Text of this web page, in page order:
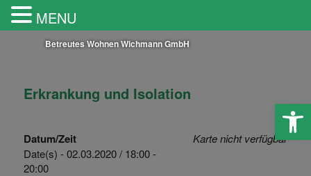
Betreutes Wohnen Wichmann GmbH
Erkrankung und Isolation
Karte nicht verfügbar
Datum/Zeit
Date(s) - 02.03.2020 / 18:00 -
20:00
MENU